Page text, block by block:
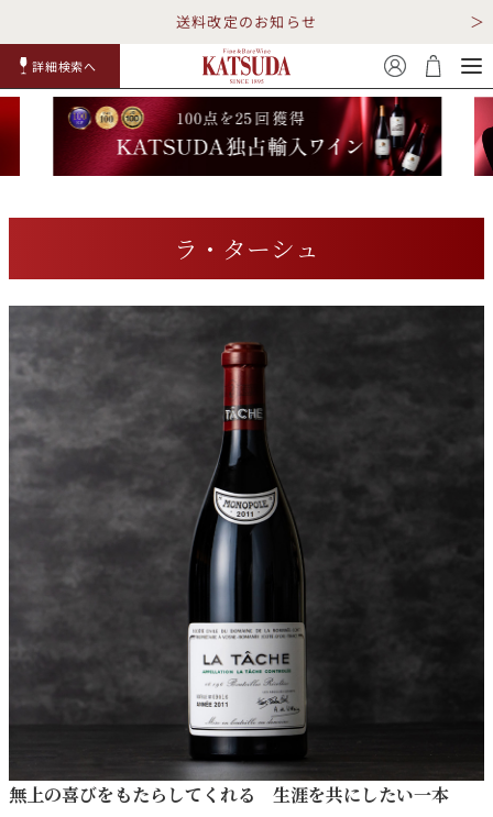
送料改定のお知らせ
詳細検索へ
白ワイ
ン ング ン
RP100
点
キャンペーン 勝田商店について
ショッピングガイド ギフトラッピング
銘柄から探す
DRC ルロワ
ブルゴーニュ
ボルドー シャンパーニュ
種類で探す
赤ワイン 白ワイン
ラ・ターシュ
無上の喜びをもたらしてくれる 生涯を共にしたい一本